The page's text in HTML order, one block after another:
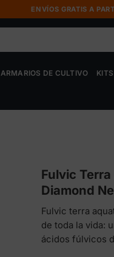
ENVÍOS GRATIS A
ARMARIOS DE CULTIVO
Fulvic
Diamond
Fulvic terra
de toda la vida:
ácidos fúlvicos